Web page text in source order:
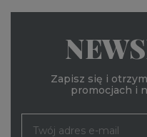
Zapisz się i
promocjach i